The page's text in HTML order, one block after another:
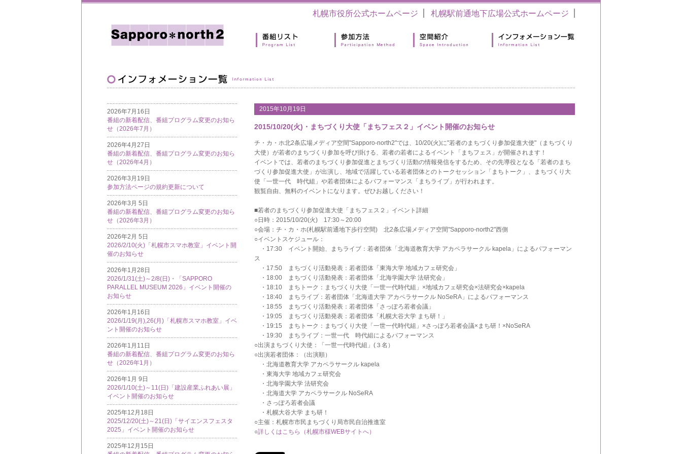
札幌市役所公式ホームページ 札幌駅前通地下広場公式ホームページ
2026年7月16日
番組の新着配信、番組プログラム変更のお知ら
せ（2026年7月）
2026年4月27日
番組の新着配信、番組プログラム変更のお知ら
せ（2026年4月）
2026年3月19日
参加方法ページの規約更新について
2026年3月 5日
番組の新着配信、番組プログラム変更のお知ら
せ（2026年3月）
2026年2月 5日
2026/2/10(火)「札幌市スマホ教室」イベント開
催のお知らせ
2026年1月28日
2026/1/31(土)～2/8(日)・「SAPPORO
PARALLEL MUSEUM 2026」イベント開催の
お知らせ
2026年1月16日
2026/1/19(月),26(月)「札幌市スマホ教室」イベ
ント開催のお知らせ
2026年1月11日
番組の新着配信、番組プログラム変更のお知ら
せ（2026年1月）
2026年1月 9日
2026/1/10(土)～11(日)「建設産業ふれあい展」
イベント開催のお知らせ
2025年12月18日
2025/12/20(土)～21(日)「サイエンスフェスタ
2025」イベント開催のお知らせ
2025年12月15日
2015年10月19日
2015/10/20(火)・まちづくり大使「まちフェス２」イベント開催のお知らせ
チ・カ・ホ北2条広場メディア空間"Sapporo-north2"では、10/20(火)に"若者のまちづくり参加促進大使"（まちづくり
大使）が若者のまちづくり参加を呼び掛ける、若者の若者によるイベント「まちフェス」が開催されます！
イベントでは、若者のまちづくり参加促進とまちづくり活動の情報発信をするため、その先導役となる「若者のまち
づくり参加促進大使」が出演し、地域で活躍している若者団体とのトークセッション「まちトーク」、まちづくり大
使「一世一代 時代組」や若者団体によるパフォーマンス「まちライブ」が行われます。
観覧自由、無料のイベントになります。ぜひお越しください！
■若者のまちづくり参加促進大使「まちフェス２」イベント詳細
○日時：2015/10/20(火) 17:30～20:00
○会場：チ・カ・ホ(札幌駅前通地下歩行空間) 北2条広場メディア空間"Sapporo-north2"西側
○イベントスケジュール：
・17:30 イベント開始、まちライブ：若者団体「北海道教育大学 アカペラサークル kapela」によるパフォーマン
ス
・17:50 まちづくり活動発表：若者団体「東海大学 地域カフェ研究会」
・18:00 まちづくり活動発表：若者団体「北海学園大学 法研究会」
・18:10 まちトーク：まちづくり大使「一世一代時代組」×地域カフェ研究会×法研究会×kapela
・18:40 まちライブ：若者団体「北海道大学 アカペラサークル NoSeRA」によるパフォーマンス
・18:55 まちづくり活動発表：若者団体「さっぽろ若者会議」
・19:05 まちづくり活動発表：若者団体「札幌大谷大学 まち研！」
・19:15 まちトーク：まちづくり大使「一世一代時代組」×さっぽろ若者会議×まち研！×NoSeRA
・19:30 まちライブ：一世一代 時代組によるパフォーマンス
○出演まちづくり大使：「一世一代時代組」(３名）
○出演若者団体：（出演順）
・北海道教育大学 アカペラサークル kapela
・東海大学 地域カフェ研究会
・北海学園大学 法研究会
・北海道大学 アカペラサークル NoSeRA
・さっぽろ若者会議
・札幌大谷大学 まち研！
○主催：札幌市市民まちづくり局市民自治推進室
○詳しくはこちら（札幌市様WEBサイトへ）